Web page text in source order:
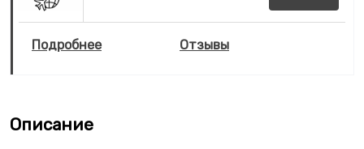
Подробнее Отзывы
Описание